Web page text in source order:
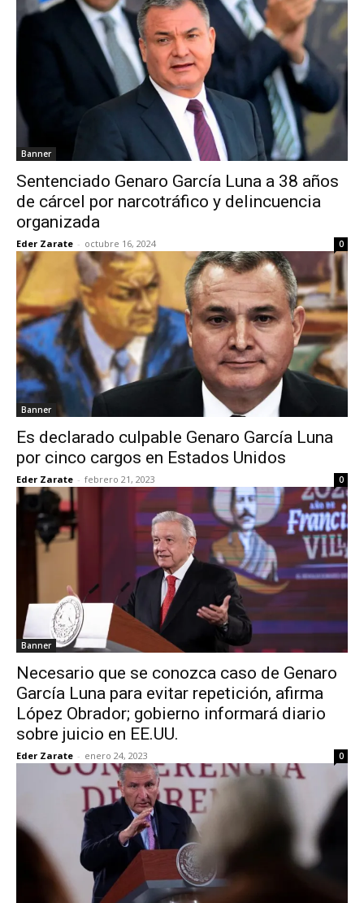
Banner
Sentenciado Genaro García Luna a 38 años
de cárcel por narcotráfico y delincuencia
organizada
Eder Zarate - octubre 16, 2024 0
Banner
Es declarado culpable Genaro García Luna
por cinco cargos en Estados Unidos
Eder Zarate - febrero 21, 2023 0
Banner
Necesario que se conozca caso de Genaro
García Luna para evitar repetición, afirma
López Obrador; gobierno informará diario
sobre juicio en EE.UU.
Eder Zarate - enero 24, 2023 0